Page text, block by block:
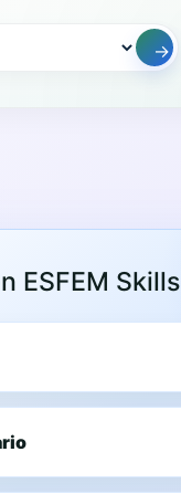
→
ESFEM Skills